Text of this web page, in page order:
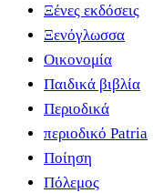
Ξένες εκδόσεις
Ξενόγλωσσα
Οικονομία
Παιδικά βιβλία
Περιοδικά
περιοδικό Patria
Ποίηση
Πόλεμος